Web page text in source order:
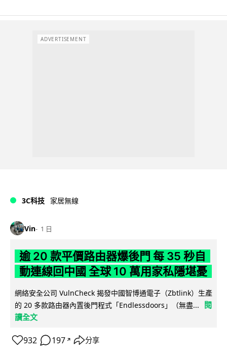
ADVERTISEMENT
3C科技 家居無線
Vin 1 日
逾 20 款平價路由器爆後門 每 35 秒自
動連線回中國 全球 10 萬用家私隱堪憂
網絡安全公司 VulnCheck 揭發中國智博通電子（Zbtlink）生產
的 20 多款路由器內置後門程式「Endlessdoors」（無盡...
閱
讀全文
932 197 ↗ 分享